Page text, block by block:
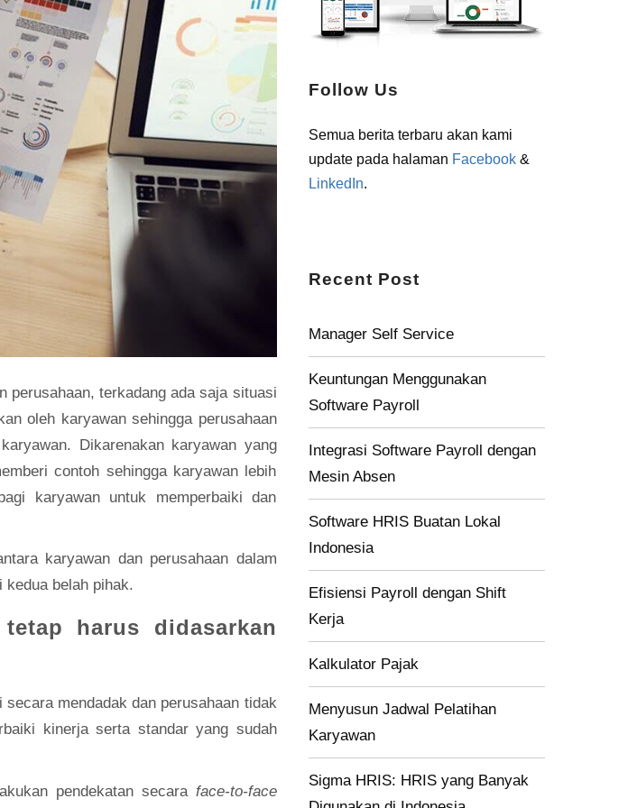
perusahaan, terkadang ada saja situasi
oleh karyawan sehingga perusahaan
Dikarenakan karyawan yang
contoh sehingga karyawan lebih
karyawan untuk memperbaiki dan
karyawan dan perusahaan dalam
kedua belah pihak.
harus didasarkan
mendadak dan perusahaan tidak
kinerja serta standar yang sudah
pendekatan secara face-to-face
Follow Us
Semua berita terbaru akan kami
update pada halaman Facebook&
LinkedIn.
Recent Post
Manager Self Service
Keuntungan Menggunakan
Software Payroll
Integrasi Software Payroll dengan
Mesin Absen
Software HRIS Buatan Lokal
Indonesia
Efisiensi Payroll dengan Shift
Kerja
Kalkulator Pajak
Menyusun Jadwal Pelatihan
Karyawan
Sigma HRIS: HRIS yang Banyak